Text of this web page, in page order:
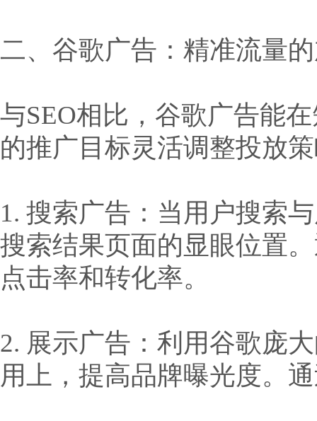
二、谷歌广告：精准流量
与SEO相比，谷歌广告能
的推广目标灵活调整投放
1. 搜索广告：当用户搜索
搜索结果页面的显眼位置
点击率和转化率。
2. 展示广告：利用谷歌庞
用上，提高品牌曝光度。